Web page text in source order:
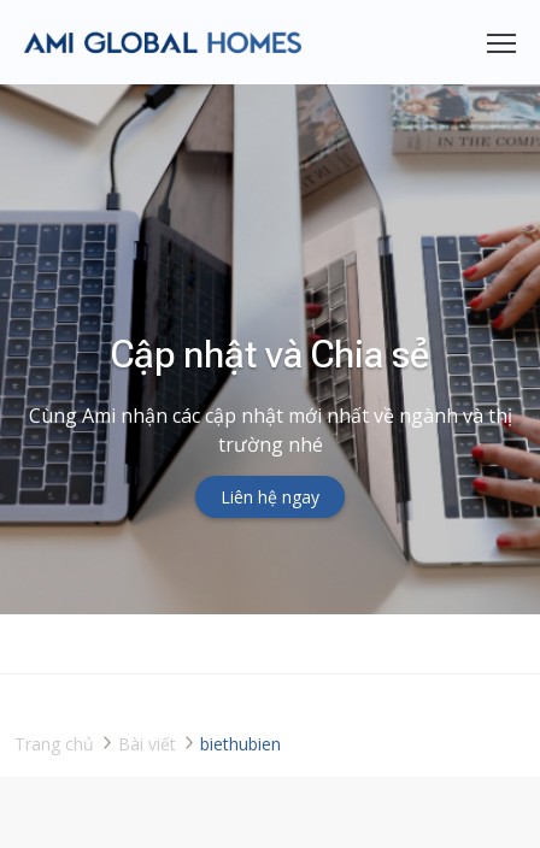
Cập nhật và Chia sẻ
Cùng Ami nhận các cập nhật mới nhất về ngành và thị
trường nhé
Liên hệ ngay
Trang chủ Bài viết biethubien